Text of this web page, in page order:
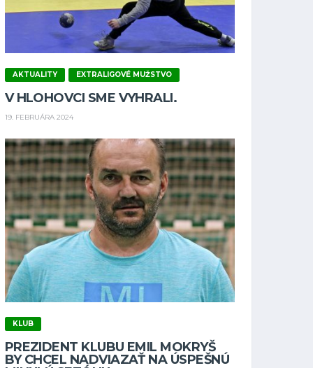
AKTUALITY EXTRALIGOVÉ MUŽSTVO
V HLOHOVCI SME VYHRALI.
19. FEBRUÁRA 2024
KLUB
PREZIDENT KLUBU EMIL MOKRYŠ
BY CHCEL NADVIAZAŤ NA ÚSPEŠNÚ